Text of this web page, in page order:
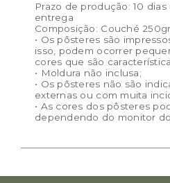
Prazo de produção: 10 dias
entrega
Composição: Couché
• Os pôsteres são
isso, podem ocorrer
cores que são
• Moldura não inclusa;
• Os pôsteres não são
externas ou com muita
• As cores dos pôsteres
dependendo do monitor